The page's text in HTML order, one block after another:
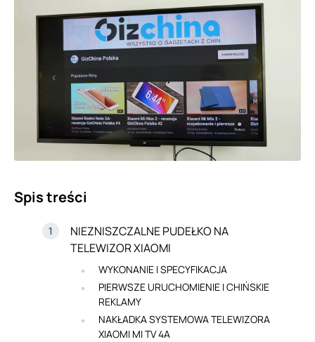
Spis treści
NIEZNISZCZALNE PUDEŁKO NA
TELEWIZOR XIAOMI
WYKONANIE I SPECYFIKACJA
PIERWSZE URUCHOMIENIE I CHIŃSKIE
REKLAMY
NAKŁADKA SYSTEMOWA TELEWIZORA
XIAOMI MI TV 4A